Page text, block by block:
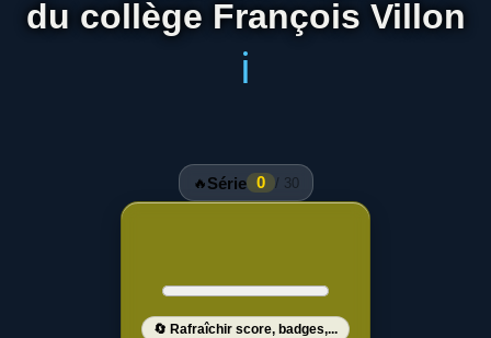
du collège François Villon
ℹ️
🔥 Série 0 / 30
🔄 Rafraîchir score, badges,...